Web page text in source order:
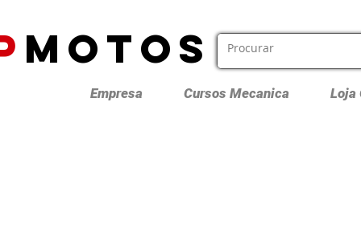
MOTOS
Empresa Cursos Mecanica Loja